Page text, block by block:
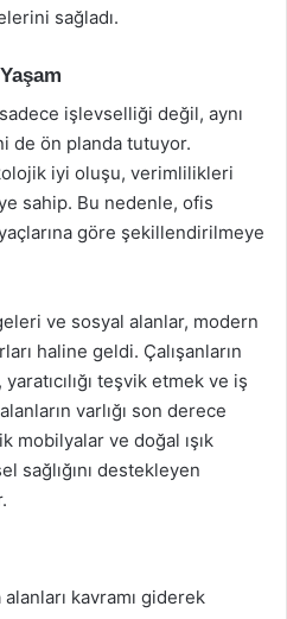
sağladı.
işlevselliği değil, aynı
de ön planda tutuyor.
iyi oluşu, verimlilikleri
sahip. Bu nedenle, ofis
göre şekillendirilmeye
ve sosyal alanlar, modern
haline geldi. Çalışanların
teşvik etmek ve iş
varlığı son derece
mobilyalar ve doğal ışık
sağlığını destekleyen
kavramı giderek